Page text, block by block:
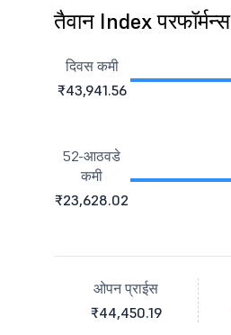
तैवान Index परफॉर्मन्स
दिवस कमी
₹43,941.56
52-आठवडे
कमी
₹23,628.02
ओपन प्राईस
₹44,450.19